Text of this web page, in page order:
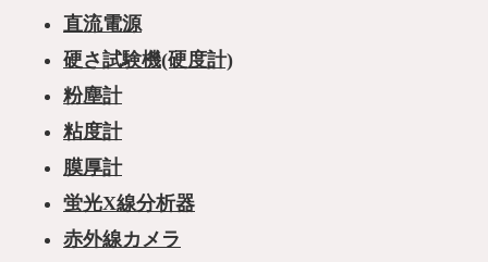
直流電源
硬さ試験機(硬度計)
粉塵計
粘度計
膜厚計
蛍光X線分析器
赤外線カメラ